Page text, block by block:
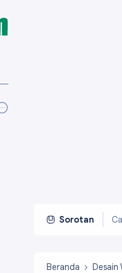
Sorotan
Beranda Desain